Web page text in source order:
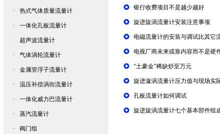
· 热式气体质量流量计
· 一体化孔板流量计
· 超声波流量计
· 气体涡轮流量计
· 金属管浮子流量计
· 温压补偿涡街流量计
· 一体化威力巴流量计
· 蒸汽流量计
·
阀门组
银行收费项目不是越少越好
旋进旋涡流量计安装注意事项
电磁流量计的安装与调试比其它
电视厂商未来或靠内容而不是硬
“土豪金”稀缺炒至万元
旋进漩涡流量计压力值与现场实
孔板流量计如何调试
旋进旋涡流量计七个基本部件组